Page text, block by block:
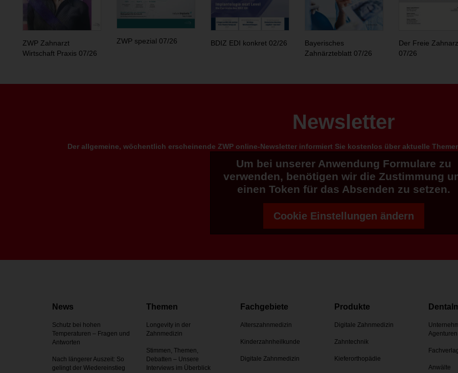
ZWP Zahnarzt
Wirtschaft Praxis 07/26
ZWP spezial 07/26 BDIZ EDI konkret 02/26
Bayerisches
Zahnärzteblatt 07/26
Der Freie
07/26
Newsletter
Der allgemeine, wöchentlich erscheinende ZWP online-Newsletter informiert Sie kostenlos über aktuelle
Um bei unserer Anwendung Formulare zu
verwenden, benötigen wir die Zustimmung
einen Token für das Absenden zu setzen.
Cookie Einstellungen ändern
News
Schutz bei hohen
Temperaturen – Fragen und
Antworten
Nach längerer Auszeit: So
gelingt der Wiedereinstieg
Themen
Longevity in der
Zahnmedizin
Stimmen, Themen,
Debatten – Unsere
Interviews im Überblick
Fachgebiete
Alterszahnmedizin
Kinderzahnheilkunde
Digitale Zahnmedizin
Produkte
Digitale Zahnmedizin
Zahntechnik
Kieferorthopädie
Agenturen
Anwälte